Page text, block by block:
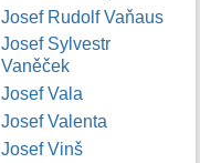
Josef Rudolf Vaňaus
Josef Sylvestr
Vaněček
Josef Vala
Josef Valenta
Josef Vinš